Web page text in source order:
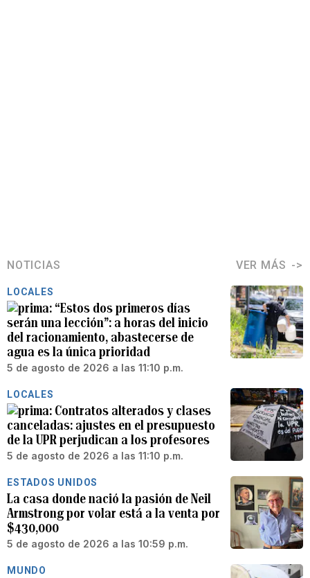
NOTICIAS VER MÁS
LOCALES
“Estos dos primeros días
serán una lección”: a horas del inicio
del racionamiento, abastecerse de
agua es la única prioridad
5 de agosto de 2026 a las 11:10 p.m.
LOCALES
Contratos alterados y clases
canceladas: ajustes en el presupuesto
de la UPR perjudican a los profesores
5 de agosto de 2026 a las 11:10 p.m.
ESTADOS UNIDOS
La casa donde nació la pasión de Neil
Armstrong por volar está a la venta por
$430,000
5 de agosto de 2026 a las 10:59 p.m.
MUNDO